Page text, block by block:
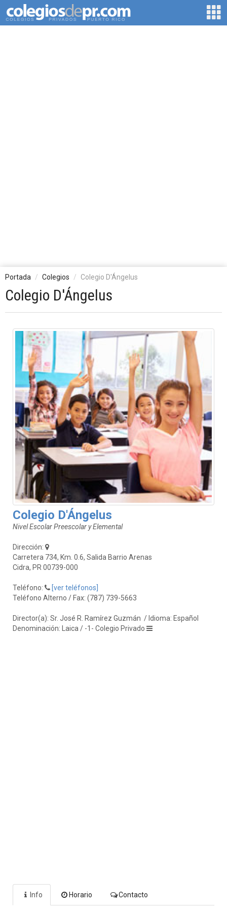
Portada Colegios Colegio D'Ángelus
Colegio D'Ángelus
Colegio D'Ángelus
Nivel Escolar Preescolar y Elemental
Dirección:
Carretera 734, Km. 0.6, Salida Barrio Arenas
Cidra, PR 00739-000
Teléfono:
[ver teléfonos]
Teléfono Alterno / Fax: (787) 739-5663
Director(a): Sr. José R. Ramírez Guzmán / Idioma: Español
Denominación: Laica / -1- Colegio Privado
Info Horario Contacto